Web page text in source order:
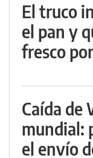
El truco
el pan y
fresco
Caída de
mundial:
el envío